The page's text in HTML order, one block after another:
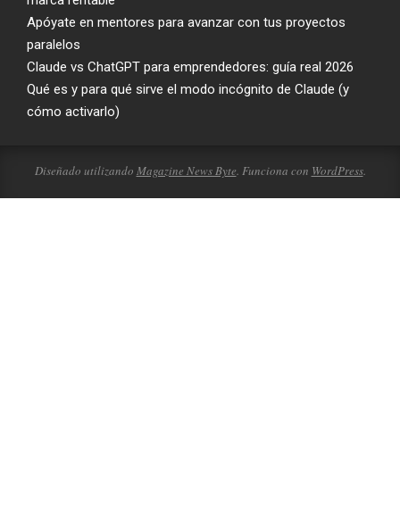
Apóyate en mentores para avanzar con tus proyectos
paralelos
Claude vs ChatGPT para emprendedores: guía real 2026
Qué es y para qué sirve el modo incógnito de Claude (y
cómo activarlo)
Diseñado utilizando Magazine News Byte. Funciona con WordPress.